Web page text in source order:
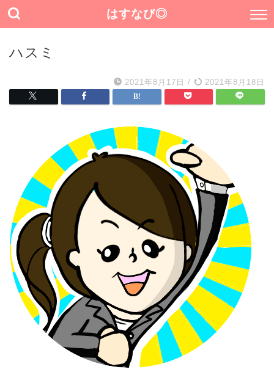
はすなび◎
ハスミ
2021年8月17日 / 2021年8月18日